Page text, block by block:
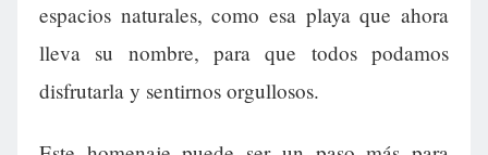
espacios naturales, como esa playa que ahora
lleva su nombre, para que todos podamos
disfrutarla y sentirnos orgullosos.